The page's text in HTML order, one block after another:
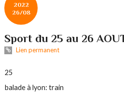
2022
26/08
Sport du 25 au 26
Lien permanent
25
balade à lyon: train